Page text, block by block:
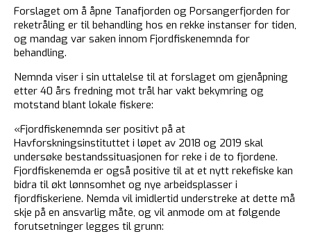
Forslaget om å åpne Tanafjorden og Porsangerfjorden for
reketråling er til behandling hos en rekke instanser for tiden,
og mandag var saken innom Fjordfiskenemnda for
behandling.
Nemnda viser i sin uttalelse til at forslaget om gjenåpning
etter 40 års fredning mot trål har vakt bekymring og
motstand blant lokale fiskere:
«Fjordfiskenemnda ser positivt på at
Havforskningsinstituttet i løpet av 2018 og 2019 skal
undersøke bestandssituasjonen for reke i de to fjordene.
Fjordfiskenemda er også positive til at et nytt rekefiske kan
bidra til økt lønnsomhet og nye arbeidsplasser i
fjordfiskeriene. Nemda vil imidlertid understreke at dette må
skje på en ansvarlig måte, og vil anmode om at følgende
forutsetninger legges til grunn: